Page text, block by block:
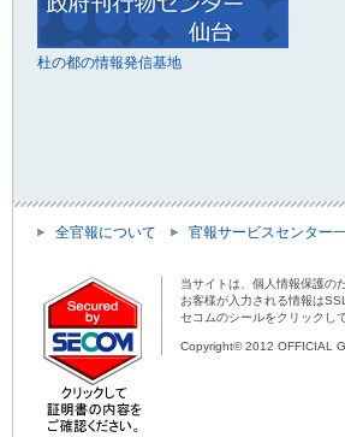
杜の都の情報発信基地
全官報について 官報サービスセンター
当サイトは、個人情報保護の
お客様が入力される情報は
セコムのシールをクリックし
Copyright© 2012 OFFICIAL